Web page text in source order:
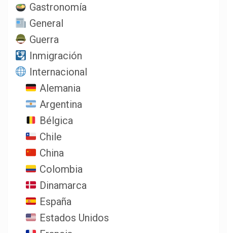
Gastronomía
General
Guerra
Inmigración
Internacional
Alemania
Argentina
Bélgica
Chile
China
Colombia
Dinamarca
España
Estados Unidos